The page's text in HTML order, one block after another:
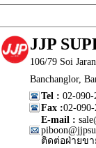
JJP
106/79 Soi
Banchanglor,
Tel : 02-
Fax :02-
E-mail :
ติดต่อฝ่ายขา